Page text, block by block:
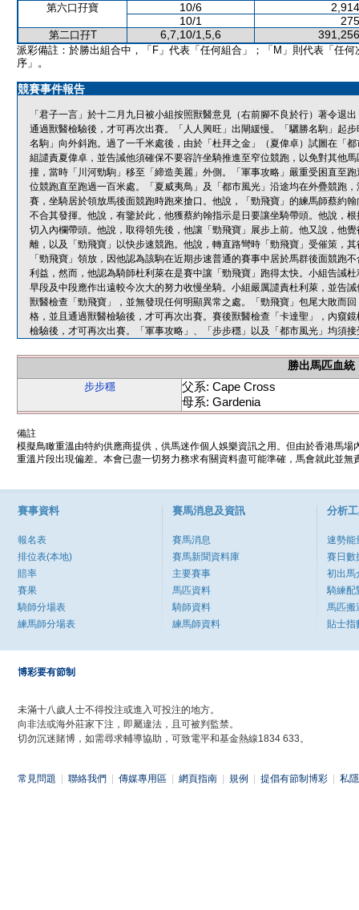
第六口孖寶 10/6
10/1
第二口孖T 6,7,10/1,5,6
派彩備註：於勝出組合中，「F」代表「任何組合」；「M」則代表「任何
序」。
競賽事件報告
「君子一言」於十二月九日被小組按照獸醫意見（右前腳不良於行）著令退
通過獸醫檢驗後，才可再次出賽。「人人興旺」出閘緩慢。「驪勝名駒」起
名駒」向外斜跑。過了一千米處後，由於「杜拜之金」（夏偉卓）試圖在「
組譴責夏偉卓，並告誡他須確保不要容許坐騎推進至窄位競跑，以免對其他
撞，當時「川河勁駒」移至「締造美麗」外側。「軍事攻略」嚴重受困直至
位競跑直至跑過一百米處。「夏威夷鳥」及「都市風光」沿途均在外疊競跑
賽，坐騎居於領放馬後面競跑時跑來搶口。他說，「勁飛寶」的練馬師蔡約
不合其發揮。他說，有鑒於此，他獲蔡約翰指示是日要讓坐騎帶頭。他說，
切入內欄帶頭。他說，取得領先後，他讓「勁飛寶」展步上前。他又說，他
離，以及「勁飛寶」以快步速競跑。他說，轉直路彎時「勁飛寶」受催策，
「勁飛寶」領放，因他認為該駒在近期步速普通的賽事中居於馬群後面競跑
利益，然而，他認為騎師杜利萊在是賽中讓「勁飛寶」跑得太快。小組告誡
早段及中段應作出遠較今次大的努力收慢坐騎。小組嚴厲譴責杜利萊，並告
獸醫檢查「勁飛寶」，並無發現任何明顯異常之處。「勁飛寶」包尾大敗而
格，並且通過獸醫檢驗後，才可再次出賽。賽後獸醫檢查「卡達聖」，內窺
檢驗後，才可再次出賽。「軍事攻略」、「步步穩」以及「都市風光」均須
勝出馬匹血統
步步穩
父系: Cape Cross
母系: Gardenia
備註
模擬鳥瞰重溫由特約供應商提供，供馬迷作個人娛樂資訊之用。但由於香港馬
重溫片段出現偏差。本會已盡一切努力務求有關資料盡可能準確，馬會就此並
賽事資料
報名表
排位表(本地)
賠率
賽果
騎師分場表
練馬師分場表
賽馬消息及資訊
賽馬消息
賽馬新聞資料庫
主要賽事
馬匹資料
騎師資料
練馬師資料
分析
速勢能
賽日數
初出馬
騎練配
馬匹搬
貼士指
博彩要有節制
未滿十八歲人士不得投注或進入可投注的地方。
向非法或海外莊家下注，即屬違法，且可被判監禁。
切勿沉迷賭博，如需尋求輔導協助，可致電平和基金熱線1834 633。
常見問題 聯絡我們 傳媒專用區 網頁指南 規例 提倡有節制博彩 私